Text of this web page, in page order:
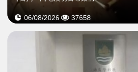
06/08/2026 37658